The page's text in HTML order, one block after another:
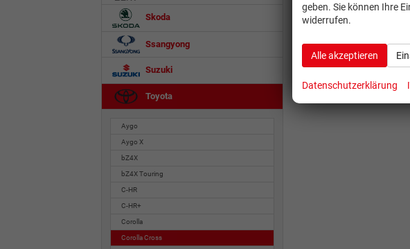
Skoda
Ssangyong
Suzuki
Toyota
Aygo
Aygo X
bZ4X
bZ4X Touring
C-HR
C-HR+
Corolla
Corolla Cross
geben. Sie können Ihre
widerrufen.
Alle akzeptieren
Datenschutzerklärung